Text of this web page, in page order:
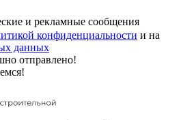
и рекламные сообщения
конфиденциальности и на
данных
отправлено!